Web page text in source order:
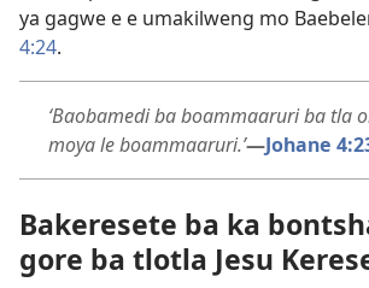
ya gagwe e e umakilweng mo
4:24.
‘Baobamedi ba boammaaruri ba tla
moya le boammaaruri.’—Johane
Bakeresete ba ka
gore ba tlotla Jesu